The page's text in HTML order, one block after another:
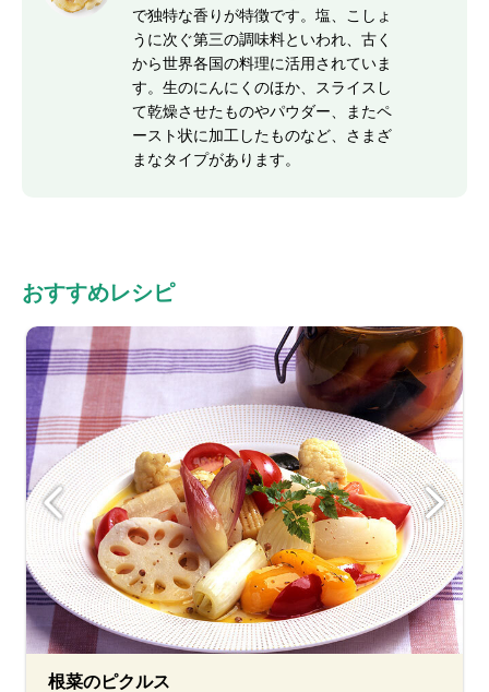
で独特な香りが特徴です。塩、こしょ
うに次ぐ第三の調味料といわれ、古く
から世界各国の料理に活用されていま
す。生のにんにくのほか、スライスし
て乾燥させたものやパウダー、またペ
ースト状に加工したものなど、さまざ
まなタイプがあります。
おすすめレシピ
根菜のピクルス